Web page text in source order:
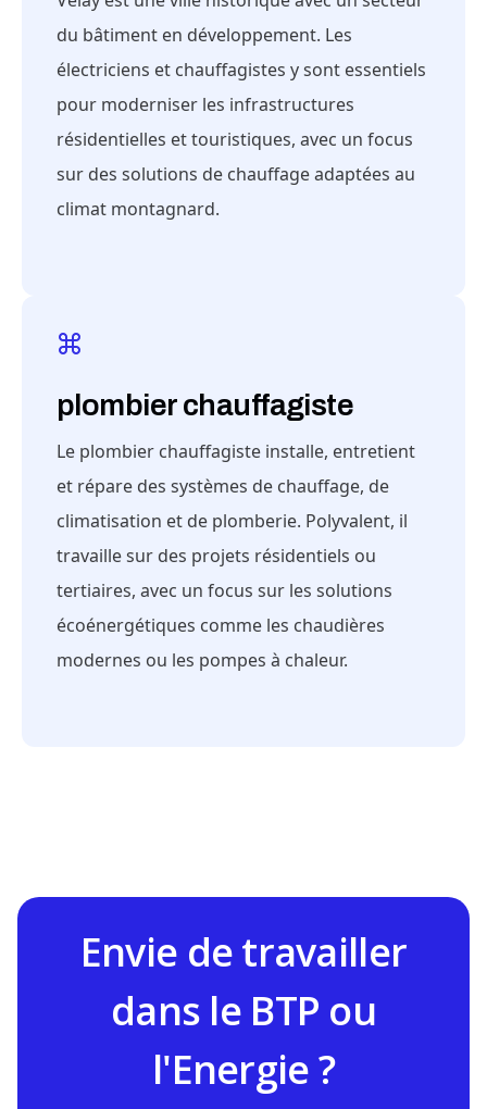
du bâtiment en développement. Les
électriciens et chauffagistes y sont essentiels
pour moderniser les infrastructures
résidentielles et touristiques, avec un focus
sur des solutions de chauffage adaptées au
climat montagnard.
plombier chauffagiste
Le plombier chauffagiste installe, entretient
et répare des systèmes de chauffage, de
climatisation et de plomberie. Polyvalent, il
travaille sur des projets résidentiels ou
tertiaires, avec un focus sur les solutions
écoénergétiques comme les chaudières
modernes ou les pompes à chaleur.
Envie de travailler
dans le BTP ou
l'Energie ?